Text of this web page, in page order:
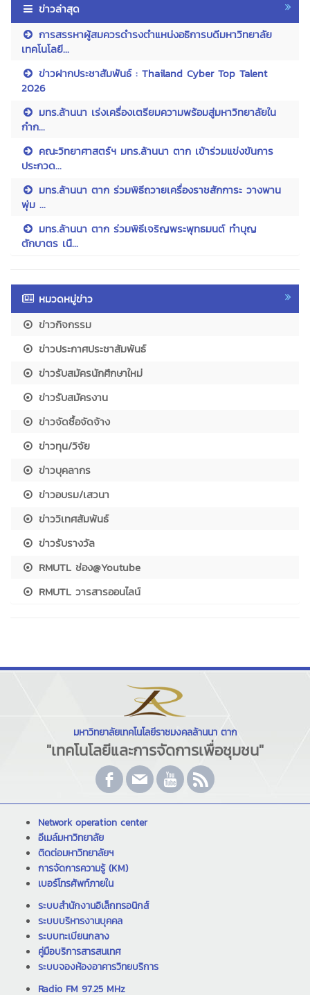
ข่าวล่าสุด
การสรรหาผู้สมควรดำรงตำแหน่งอธิการบดีมหาวิทยาลัย
เทคโนโลยี...
ข่าวฝากประชาสัมพันธ์ : Thailand Cyber Top Talent
2026
มทร.ล้านนา เร่งเครื่องเตรียมความพร้อมสู่มหาวิทยาลัยใน
กำก...
คณะวิทยาศาสตร์ฯ มทร.ล้านนา ตาก เข้าร่วมแข่งขันการ
ประกวด...
มทร.ล้านนา ตาก ร่วมพิธีถวายเครื่องราชสักการะ วางพาน
พุ่ม ...
มทร.ล้านนา ตาก ร่วมพิธีเจริญพระพุทธมนต์ ทำบุญ
ตักบาตร เนื...
หมวดหมู่ข่าว
ข่าวกิจกรรม
ข่าวประกาศประชาสัมพันธ์
ข่าวรับสมัครนักศึกษาใหม่
ข่าวรับสมัครงาน
ข่าวจัดซื้อจัดจ้าง
ข่าวทุน/วิจัย
ข่าวบุคลากร
ข่าวอบรม/เสวนา
ข่าววิเทศสัมพันธ์
ข่าวรับรางวัล
RMUTL ช่อง@Youtube
RMUTL วารสารออนไลน์
มหาวิทยาลัยเทคโนโลยีราชมงคลล้านนา ตาก
"เทคโนโลยีและการจัดการเพื่อชุมชน"
Network operation center
อีเมล์มหาวิทยาลัย
ติดต่อมหาวิทยาลัยฯ
การจัดการความรู้ (KM)
เบอร์โทรศัพท์ภายใน
ระบบสำนักงานอิเล็กทรอนิกส์
ระบบบริหารงานบุคคล
ระบบทะเบียนกลาง
คู่มือบริการสารสนเทศ
ระบบจองห้องอาคารวิทยบริการ
Radio FM 97.25 MHz